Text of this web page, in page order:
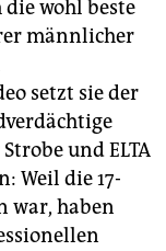
die wohl beste
männlicher
setzt sie der
und ELTA
Weil die 17-
war, haben